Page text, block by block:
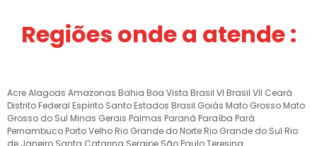
Regiões onde a atende :
AcreAlagoas Amazonas Bahia Boa Vista Brasil VI Brasil VII Ceará
Distrito Federal Espírito Santo Estados Brasil Goiás Mato Grosso Mato
Grosso do Sul Minas Gerais Palmas Paraná Paraíba Pará
Pernambuco Porto Velho Rio Grande do Norte Rio Grande do Sul Rio
de Janeiro Santa Catarina Sergipe São PauloTeresina